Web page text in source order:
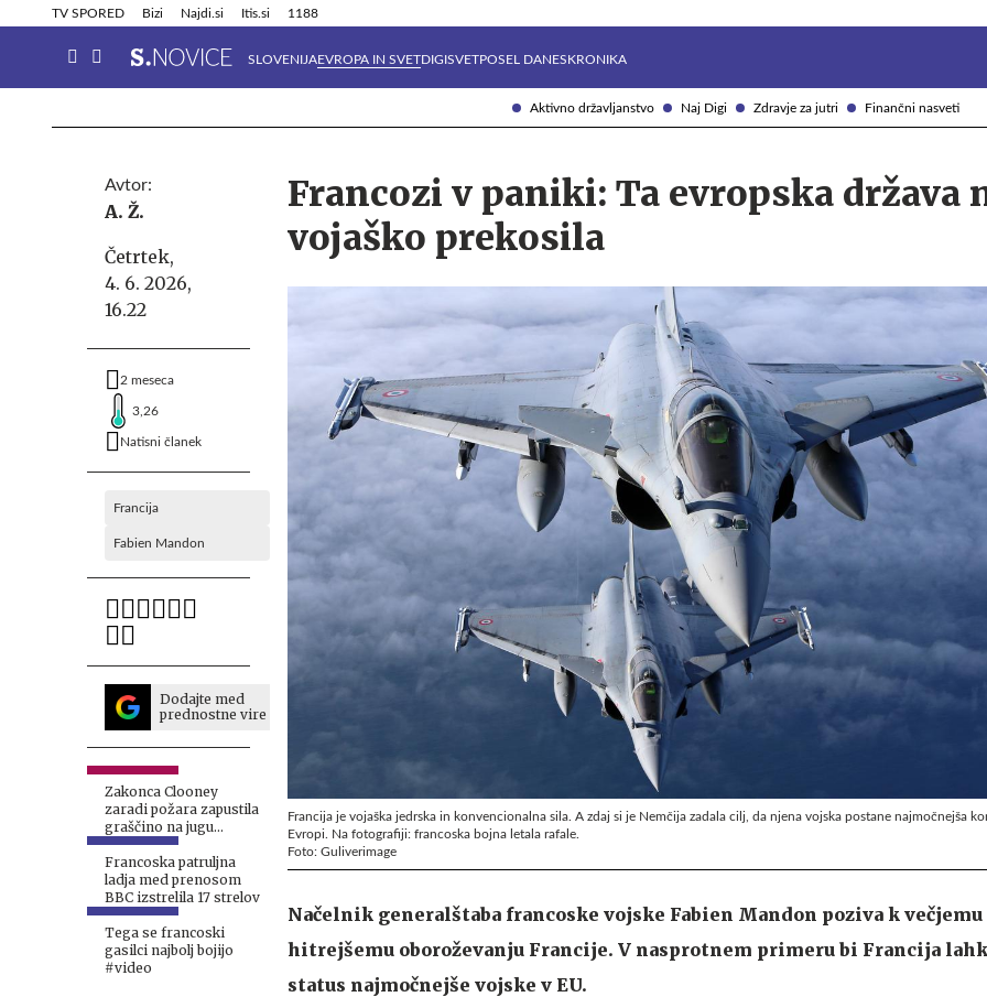
Aktivno državljanstvo Naj Digi Zdravje za jutri Finančni nasveti
TV SPORED Bizi Najdi.si Itis.si 1188
SLOVENIJAEVROPA IN SVETDIGISVETPOSEL DANESKRONIKA
Info in obvestila Tehnik
Avtor:
A. Ž.
Četrtek,
4. 6. 2026,
16.22
2 meseca
3,26
Natisni članek
Francija
Fabien Mandon
Dodajte med
prednostne vire
Zakonca Clooney
zaradi požara zapustila
graščino na jugu
Francije
Francoska patruljna
ladja med prenosom
BBC izstrelila 17 strelov
Tega se francoski
gasilci najbolj bojijo
#video
Francozi v paniki: Ta evropska država
vojaško prekosila
Francija je vojaška jedrska in konvencionalna sila. A zdaj si je Nemčija zadala cilj, da njena vojska postane najmočnejša
Evropi. Na fotografiji: francoska bojna letala rafale.
Foto: Guliverimage
Načelnik generalštaba francoske vojske Fabien Mandon poziva k
hitrejšemu oboroževanju Francije. V nasprotnem primeru bi Francija
status najmočnejše vojske v EU.